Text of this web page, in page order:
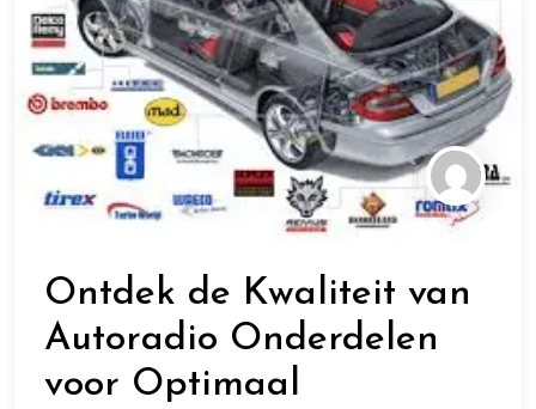
Ontdek de Kwaliteit van
Autoradio Onderdelen
voor Optimaal